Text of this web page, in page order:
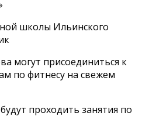
школы Ильинского
могут присоединиться к
по фитнесу на свежем
проходить занятия по